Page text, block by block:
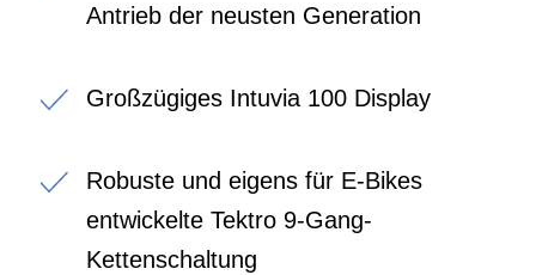
Antrieb der neusten Generation
Großzügiges Intuvia 100 Display
Robuste und eigens für E-Bikes
entwickelte Tektro 9-Gang-
Kettenschaltung